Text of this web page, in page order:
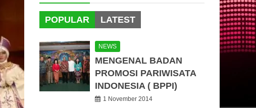
POPULAR LATEST
NEWS
MENGENAL BADAN
PROMOSI PARIWISATA
INDONESIA ( BPPI)
1 November 2014